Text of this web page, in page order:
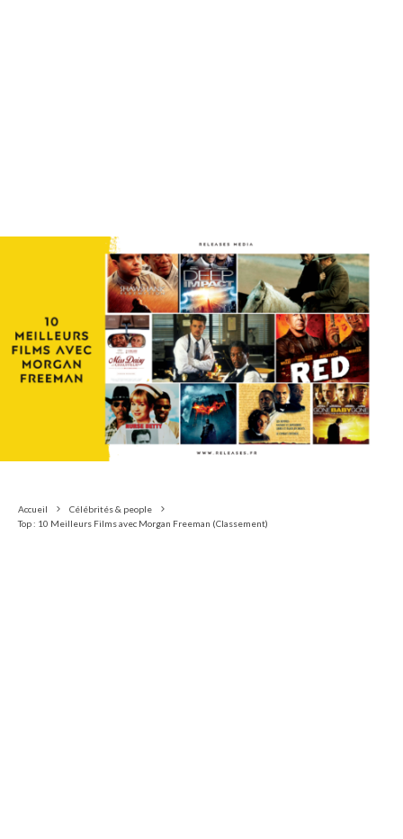
Accueil
Célébrités & people
Top : 10 Meilleurs Films avec Morgan Freeman (Classement)